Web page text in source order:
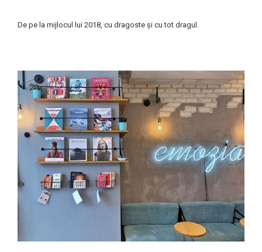
De pe la mijlocul lui 2018, cu dragoste și cu tot dragul.